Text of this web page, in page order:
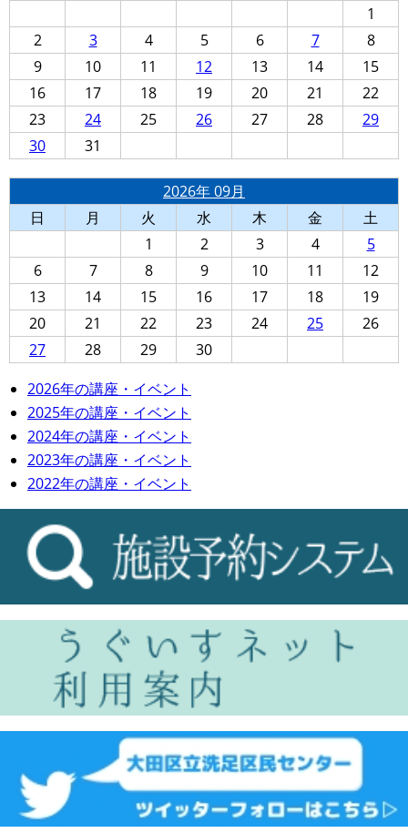
1
2
3 4 5 6 7
8
9
10 11 12 13 14
15
16
17 18 19 20 21
22
23
24 25 26 27 28
29
30
31
2026年 09月
日
月 火 水 木 金
土
1
2 3 4
5
6
7 8 9 10 11
12
13
14 15 16 17 18
19
20
21 22 23 24 25
26
27
28 29
30
2026年の講座・イベント
2025年の講座・イベント
2024年の講座・イベント
2023年の講座・イベント
2022年の講座・イベント